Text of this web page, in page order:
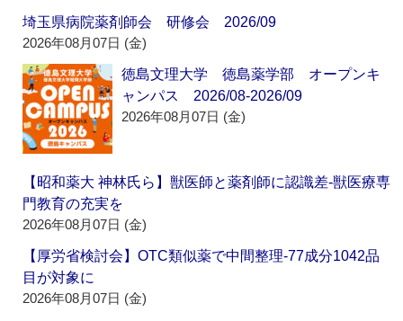
埼玉県病院薬剤師会 研修会 2026/09
2026年08月07日 (金)
徳島文理大学 徳島薬学部 オープンキ
ャンパス 2026/08-2026/09
2026年08月07日 (金)
【昭和薬大 神林氏ら】獣医師と薬剤師に認識差‐獣医療専
門教育の充実を
2026年08月07日 (金)
【厚労省検討会】OTC類似薬で中間整理‐77成分1042品
目が対象に
2026年08月07日 (金)